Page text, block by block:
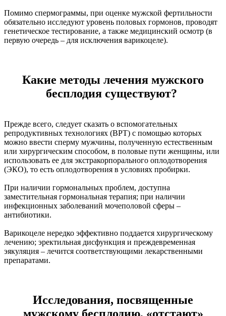
Помимо спермограммы, при оценке мужской фертильности
обязательно исследуют уровень половых гормонов, проводят
генетическое тестирование, а также медицинский осмотр (в
первую очередь – для исключения варикоцеле).
Какие методы лечения мужского
бесплодия существуют?
Прежде всего, следует сказать о вспомогательных
репродуктивных технологиях (ВРТ) с помощью которых
можно ввести сперму мужчины, полученную естественным
или хирургическим способом, в половые пути женщины, или
использовать ее для экстракорпорального оплодотворения
(ЭКО), то есть оплодотворения в условиях пробирки.
При наличии гормональных проблем, доступна
заместительная гормональная терапия; при наличии
инфекционных заболеваний мочеполовой сферы –
антибиотики.
Варикоцеле нередко эффективно поддается хирургическому
лечению; эректильная дисфункция и преждевременная
эякуляция – лечится соответствующими лекарственными
препаратами.
Исследования, посвященные